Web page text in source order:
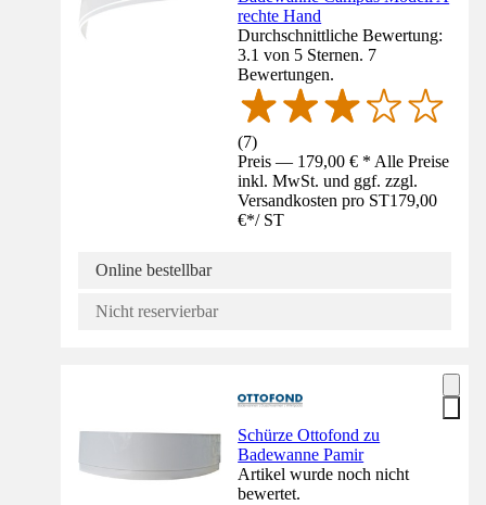
rechte Hand
Durchschnittliche Bewertung:
3.1 von 5 Sternen. 7
Bewertungen.
(7)
Preis — 179,00 € * Alle Preise
inkl. MwSt. und ggf. zzgl.
Versandkosten pro ST179,00
€*/ ST
Online bestellbar
Nicht reservierbar
Schürze Ottofond zu
Badewanne Pamir
Artikel wurde noch nicht
bewertet.